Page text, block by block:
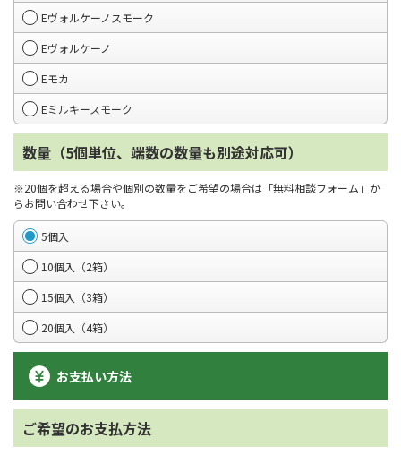
Eヴォルケーノスモーク
Eヴォルケーノ
Eモカ
Eミルキースモーク
数量（5個単位、端数の数量も別途対応可）
※20個を超える場合や個別の数量をご希望の場合は「無料相談フォーム」か
らお問い合わせ下さい。
5個入
10個入（2箱）
15個入（3箱）
20個入（4箱）
お支払い方法
ご希望のお支払方法